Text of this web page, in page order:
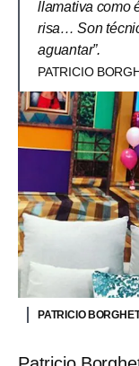
llamativa como
risa… Son
aguantar”.
PATRICIO
PATRICIO